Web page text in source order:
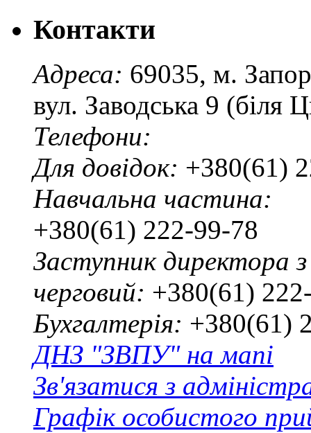
Контакти
Адреса: 69035, м.
вул. Заводська 9 (біля
Телефони:
Для довідок: +380(61)
Навчальна частина:
+380(61) 222-99-78
Заступник директора
черговий: +380(61)
Бухгалтерія: +380(61)
ДНЗ "ЗВПУ" на мапі
Зв'язатися з
Графік особистого